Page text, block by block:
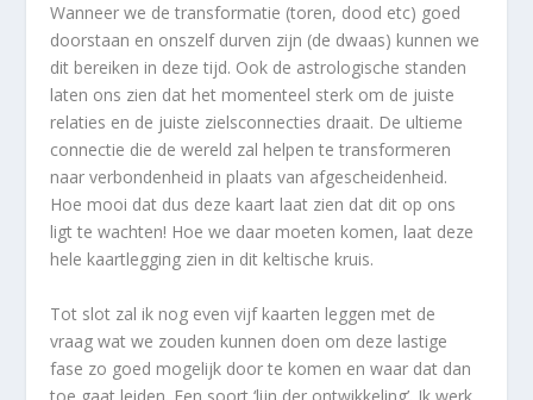
Wanneer we de transformatie (toren, dood etc) goed
doorstaan en onszelf durven zijn (de dwaas) kunnen we
dit bereiken in deze tijd. Ook de astrologische standen
laten ons zien dat het momenteel sterk om de juiste
relaties en de juiste zielsconnecties draait. De ultieme
connectie die de wereld zal helpen te transformeren
naar verbondenheid in plaats van afgescheidenheid.
Hoe mooi dat dus deze kaart laat zien dat dit op ons
ligt te wachten! Hoe we daar moeten komen, laat deze
hele kaartlegging zien in dit keltische kruis.
Tot slot zal ik nog even vijf kaarten leggen met de
vraag wat we zouden kunnen doen om deze lastige
fase zo goed mogelijk door te komen en waar dat dan